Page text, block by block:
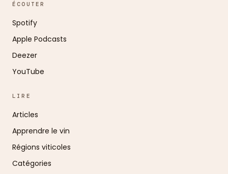
ÉCOUTER
Spotify
Apple Podcasts
Deezer
YouTube
LIRE
Articles
Apprendre le vin
Régions viticoles
Catégories